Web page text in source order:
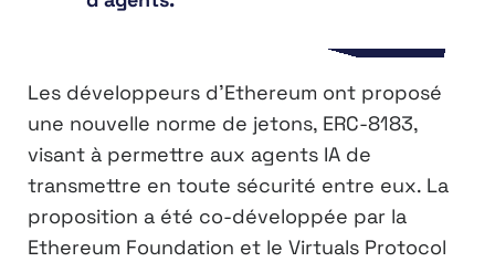
Les développeurs d’Ethereum ont proposé
une nouvelle norme de jetons, ERC-8183,
visant à permettre aux agents IA de
transmettre en toute sécurité entre eux. La
proposition a été co-développée par la
Ethereum Foundation et le Virtuals Protocol